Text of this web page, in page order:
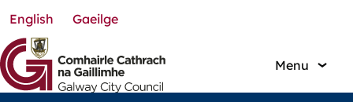
Skip
to
main
content
English Gaeilge
Menu